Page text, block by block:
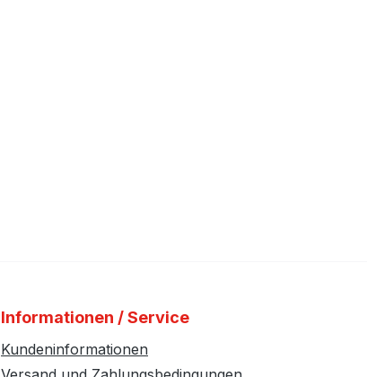
Informationen / Service
Kundeninformationen